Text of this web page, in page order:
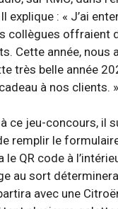
explique : « J’ai
collègues offraient
Cette année, nous
très belle année
à nos clients. »
ce jeu-concours, il
remplir le
le QR code à
au sort déterminera
avec une